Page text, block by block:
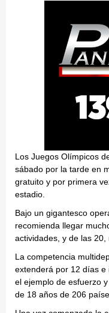
Los Juegos Olímpicos
sábado por la tarde en
gratuito y por primera
estadio.
Bajo un gigantesco
recomienda llegar
actividades, y de las
La competencia
extenderá por 12 días e
el ejemplo de esfuerzo
de 18 años de 206